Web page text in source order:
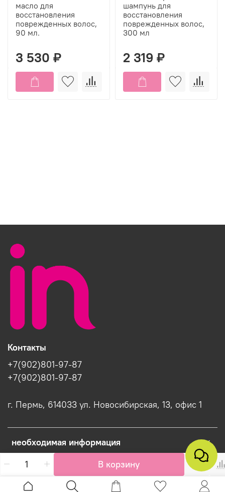
В корзину
масло для
восстановления
поврежденных волос,
90 мл.
3 530 ₽
шампунь для
восстановления
поврежденных волос,
300 мл
2 319 ₽
необходимая информация
Контакты
+7(902)801-97-87
+7(902)801-97-87
г. Пермь, 614033 ул. Новосибирская, 13, офис 1
Интернет-магазин создан на InSales